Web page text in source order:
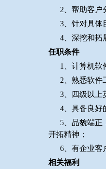
2、帮助客户
3、针对具体
4、深挖和拓
任职条件
1、计算机软
2、熟悉软件
3、四级以上
4、具备良好
5、品貌端正
开拓精神；
6、有企业客
相关福利